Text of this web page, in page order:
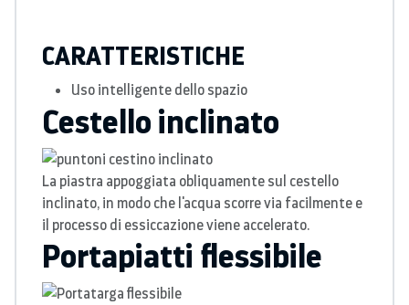
CARATTERISTICHE
Uso intelligente dello spazio
Cestello inclinato
La piastra appoggiata obliquamente sul cestello
inclinato, in modo che l'acqua scorre via facilmente e
il processo di essiccazione viene accelerato.
Portapiatti flessibile